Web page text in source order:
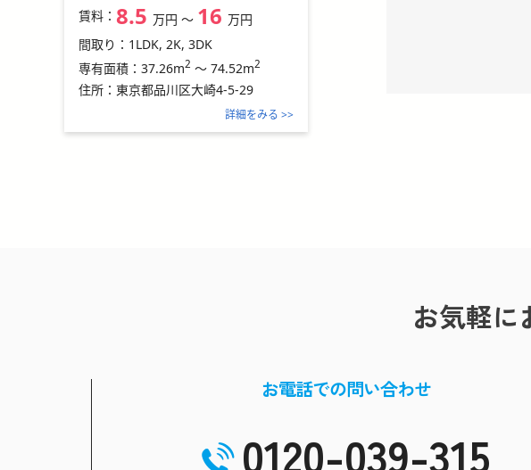
賃料： 8.5 万円 〜 16 万円
間取り： 1LDK, 2K, 3DK
専有面積： 37.26m2 ～ 74.52m2
住所： 東京都品川区大崎4-5-29
詳細をみる >>
お気軽に
お電話での問い合わせ
0120-039-315